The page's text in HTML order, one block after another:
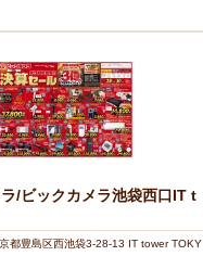
/ビックカメラ池袋西口IT t
都豊島区西池袋3-28-13 IT tower TOKY